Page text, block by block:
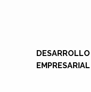
DESARROLLO
EMPRESARIAL